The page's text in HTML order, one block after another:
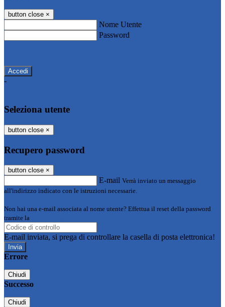
button close ×
Nome Utente
Password
-
Seleziona utente
button close ×
Recupero password
button close ×
E-mail Verrà inviato un messaggio
all'indirizzo indicato con le istruzioni necessarie.
Non hai una e-mail associata al nome utente? Effettua il reset della password
tramite la
E-mail inviata, si prega di controllare la casella di posta elettronica!
Errore
Chiudi
Successo
Chiudi